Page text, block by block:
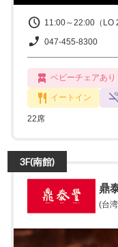
11:00～22:00（LO
047-455-8300
ベビーチェアあり
イートイン
22席
3F(南館)
鼎
(台